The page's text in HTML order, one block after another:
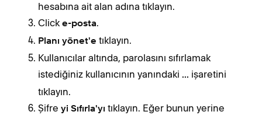
hesabına ait alan adına tıklayın.
Click e-posta.
Planı yönet'e tıklayın.
Kullanıcılar altında, parolasını sıfırlamak
istediğiniz kullanıcının yanındaki ... işaretini
tıklayın.
Şifre yi Sıfırla'yı tıklayın. Eğer bunun yerine